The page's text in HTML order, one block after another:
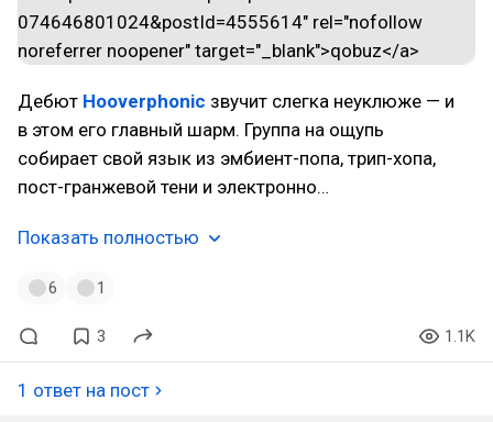
Дебют Hooverphonic звучит слегка неуклюже — и
в этом его главный шарм. Группа на ощупь
собирает свой язык из эмбиент-попа, трип-хопа,
пост-гранжевой тени и электронно…
Показать полностью
6 1
3 1.1K
1 ответ на пост